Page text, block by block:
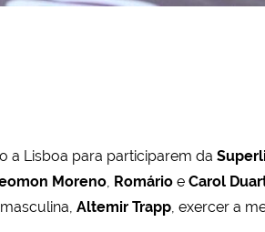
a Lisboa para participarem da
Moreno, Romário e Carol
Altemir Trapp, exercer a